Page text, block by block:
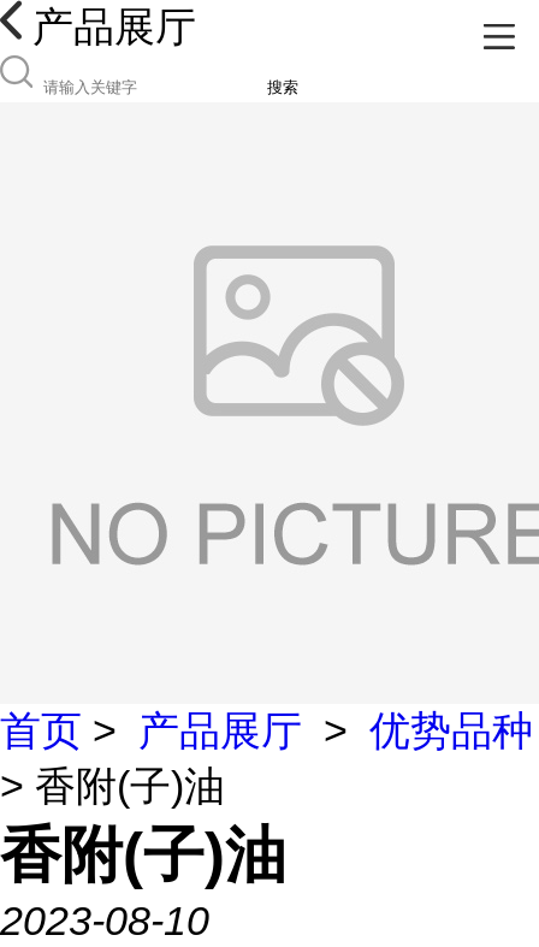
产品展厅
搜索
首页 > 产品展厅 > 优势品种
> 香附(子)油
香附(子)油
2023-08-10